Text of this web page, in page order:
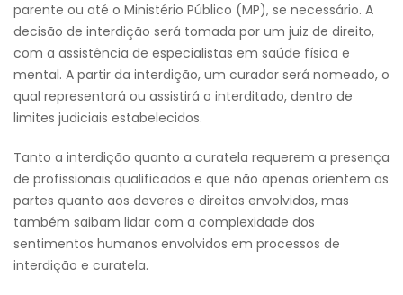
parente ou até o Ministério Público (MP), se necessário. A
decisão de interdição será tomada por um juiz de direito,
com a assistência de especialistas em saúde física e
mental. A partir da interdição, um curador será nomeado, o
qual representará ou assistirá o interditado, dentro de
limites judiciais estabelecidos.
Tanto a interdição quanto a curatela requerem a presença
de profissionais qualificados e que não apenas orientem as
partes quanto aos deveres e direitos envolvidos, mas
também saibam lidar com a complexidade dos
sentimentos humanos envolvidos em processos de
interdição e curatela.